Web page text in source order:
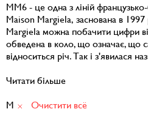
MM6 - це одна з ліній
Maison Margiela, заснована в
Margiela можна побачити цифри
обведена в коло, що означає, що
відноситься річ. Так і з'явилася
Читати більше
M Очистити всё